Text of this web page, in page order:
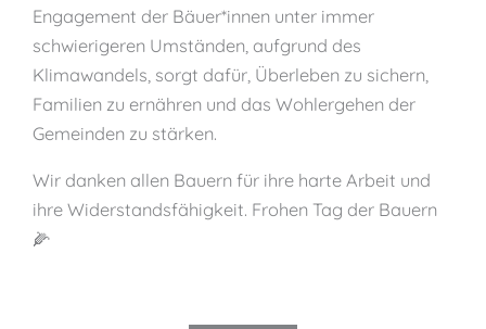
Engagement der Bäuer*innen unter immer
schwierigeren Umständen, aufgrund des
Klimawandels, sorgt dafür, Überleben zu sichern,
Familien zu ernähren und das Wohlergehen der
Gemeinden zu stärken.
Wir danken allen Bauern für ihre harte Arbeit und
ihre Widerstandsfähigkeit. Frohen Tag der Bauern
🌽